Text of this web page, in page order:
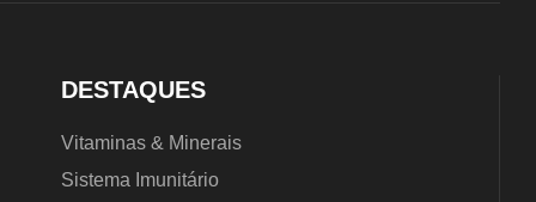
DESTAQUES
Vitaminas & Minerais
Sistema Imunitário